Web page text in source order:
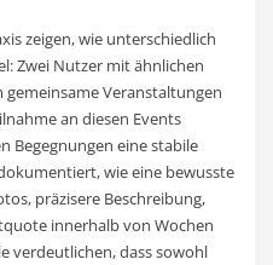
zeigen, wie unterschiedlich
Zwei Nutzer mit ähnlichen
Veranstaltungen
an diesen Events
Begegnungen eine stabile
wie eine bewusste
präzisere Beschreibung,
innerhalb von Wochen
verdeutlichen, dass sowohl